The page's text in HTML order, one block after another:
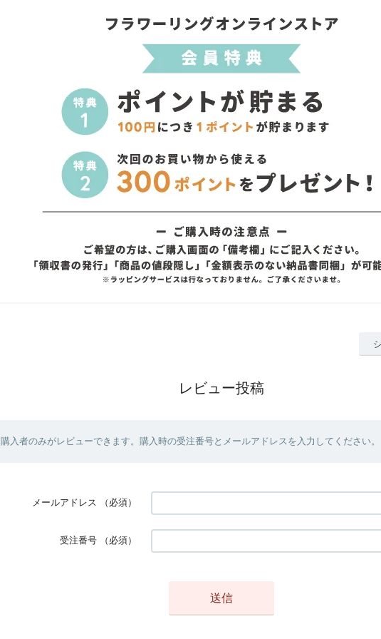
レビュー投稿
購入者のみがレビューできます。購入時の受注番号とメールアドレスを入力してください。
メールアドレス （必須）
受注番号 （必須）